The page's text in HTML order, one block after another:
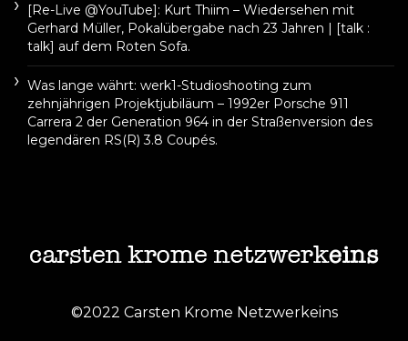
[Re-Live @YouTube]: Kurt Thiim – Wiedersehen mit
Gerhard Müller, Pokalübergabe nach 23 Jahren | [talk :
talk] auf dem Roten Sofa.
Was lange währt: werk1-Studioshooting zum
zehnjährigen Projektjubiläum – 1992er Porsche 911
Carrera 2 der Generation 964 in der Straßenversion des
legendären RS(R) 3.8 Coupés.
©2022 Carsten Krome Netzwerkeins